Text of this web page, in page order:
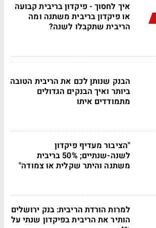
איך לחסוך - פיקדון בריבית קבועה
או פיקדון בריבית משתנה ומה
הריבית שתקבלו לשנה?
הבנק שנותן לכם את הריבית הטובה
ביותר ואיך הבנקים הגדולים
מתמודדים איתו
"הציבור מעדיף פיקדון
לשנה-שנתיים; 50% בריבית
משתנה והיתר שקלית או צמודה"
למרות הורדת הריבית: בנק ירושלים
הותיר את הריבית בפיקדון שנתי על